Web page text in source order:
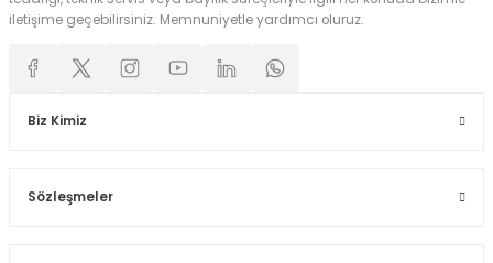
iletişime geçebilirsiniz. Memnuniyetle yardımcı oluruz.
Biz Kimiz
Sözleşmeler